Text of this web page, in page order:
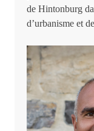
de Hintonburg
d’urbanisme et